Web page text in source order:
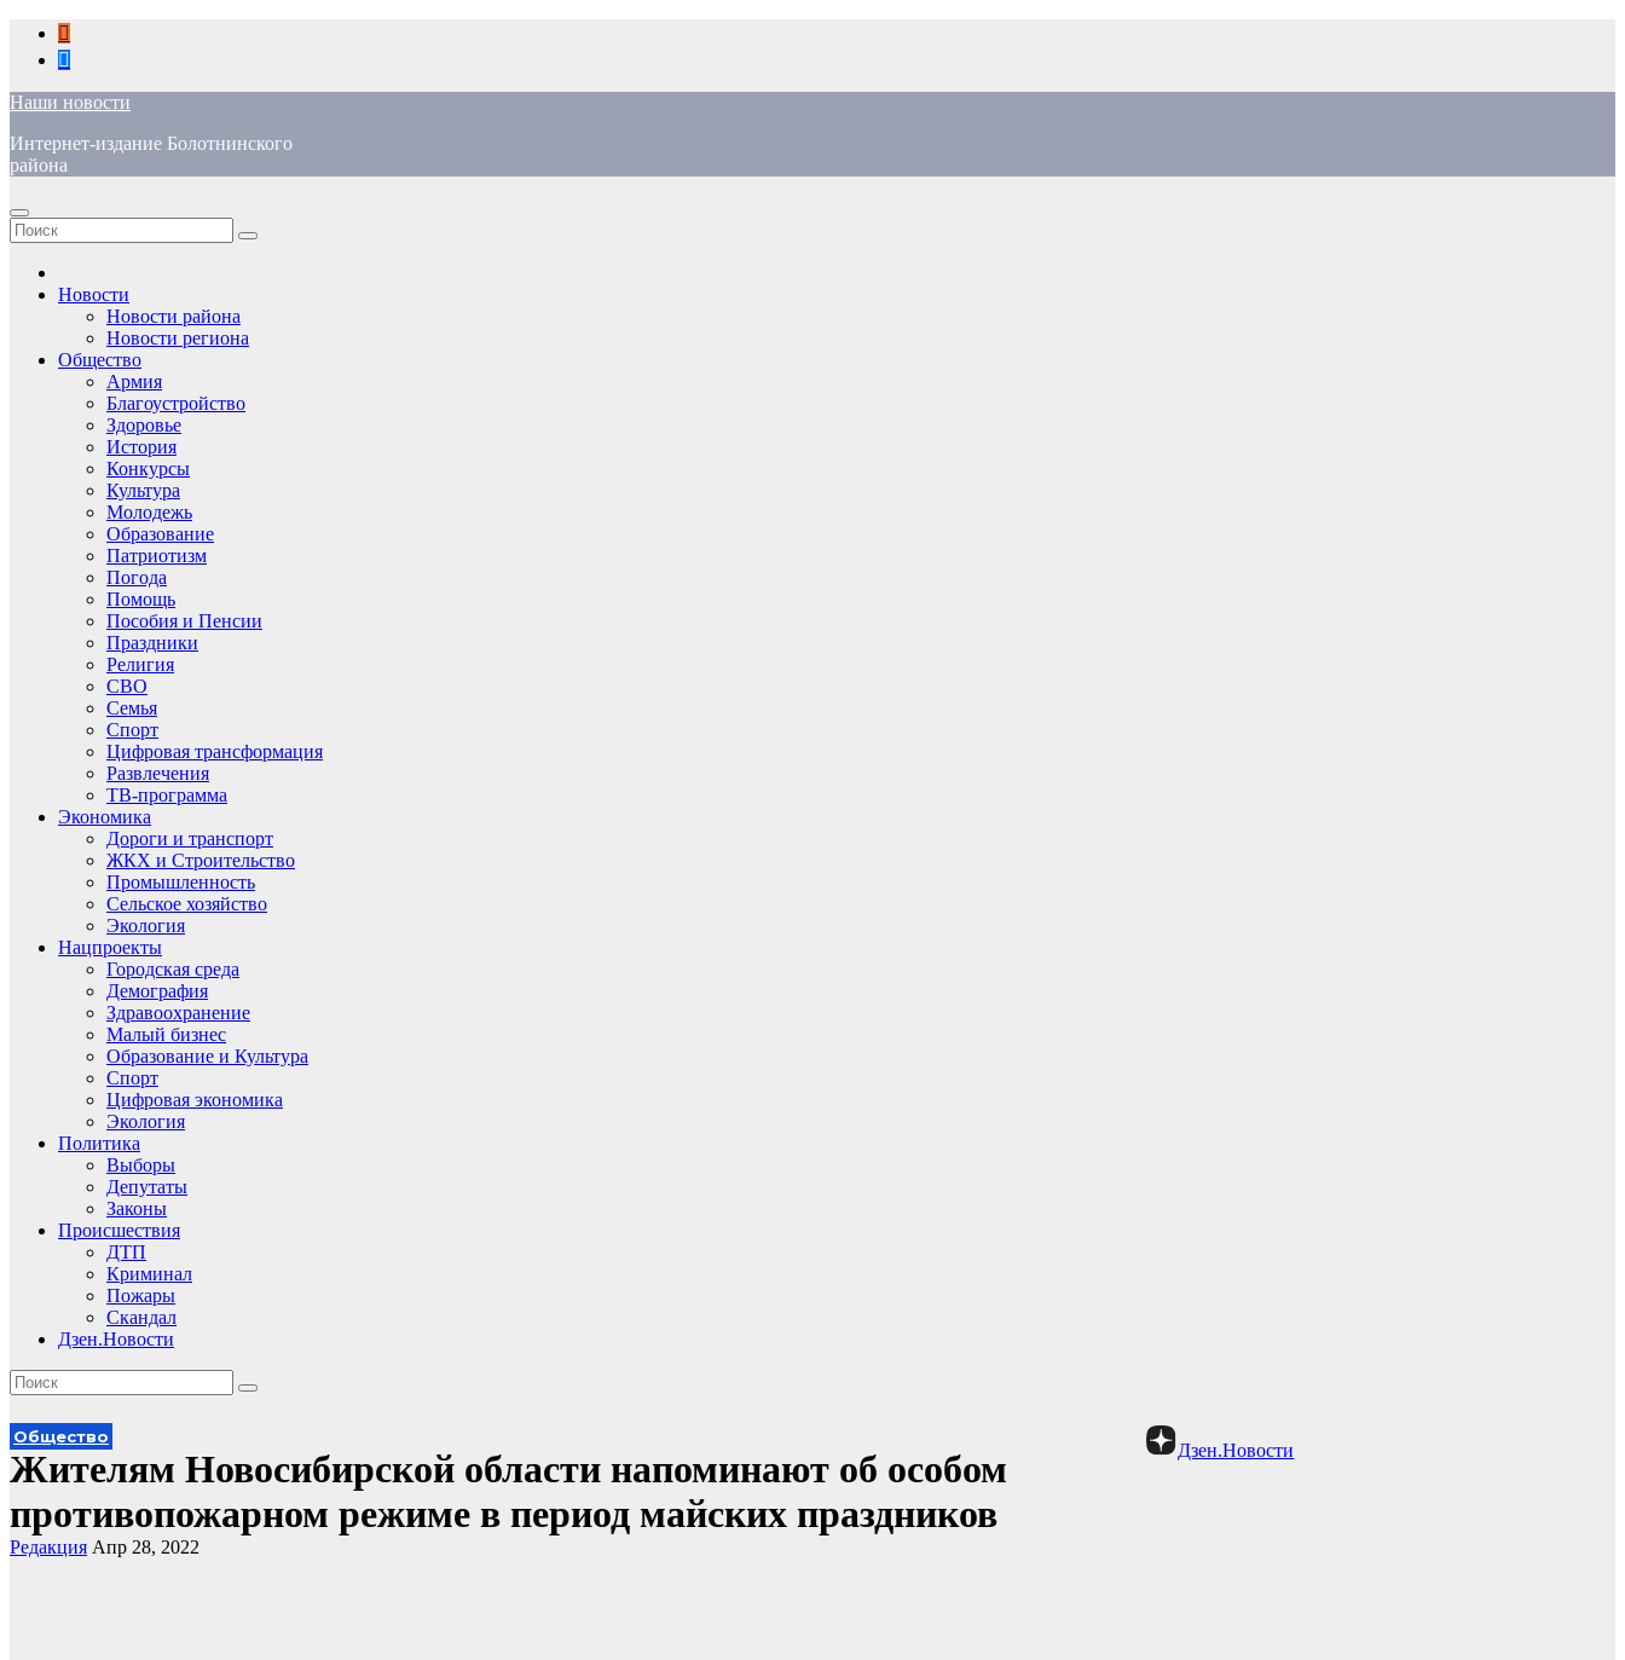
Перейти
содержимому
Наши новости
Интернет-издание Болотнинского
района
Новости
Новости района
Новости региона
Общество
Армия
Благоустройство
Здоровье
История
Конкурсы
Культура
Молодежь
Образование
Патриотизм
Погода
Помощь
Пособия и Пенсии
Праздники
Религия
СВО
Семья
Спорт
Цифровая трансформация
Развлечения
ТВ-программа
Экономика
Дороги и транспорт
ЖКХ и Строительство
Промышленность
Сельское хозяйство
Экология
Нацпроекты
Городская среда
Демография
Здравоохранение
Малый бизнес
Образование и Культура
Спорт
Цифровая экономика
Экология
Политика
Выборы
Депутаты
Законы
Происшествия
ДТП
Криминал
Пожары
Скандал
Дзен.Новости
Дзен.Новости
Общество
Жителям Новосибирской области напоминают об особом
противопожарном режиме в период майских праздников
Редакция Апр 28, 2022